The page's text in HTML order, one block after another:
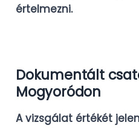
értelmezni.
Dokumentált
Mogyoródon
A vizsgálat értékét